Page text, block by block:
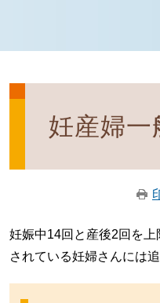
妊産婦一
妊娠中14回と産後2回を
されている妊婦さんには